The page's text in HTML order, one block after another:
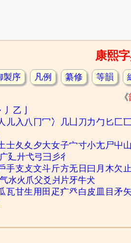
康熙
製序 凡例 纂修 等韻
《
丿 乙
儿入 八 冂冖 冫 几凵 刀 力勹 匕 匚
士夂 夊 夕大女子宀寸小尢尸屮
广廴廾弋弓彐 彡彳
手支 攴文斗斤方无 日 曰 月 木欠止
气水火 爪父爻 爿 片牙牛犬
瓦甘生 用 田 疋疒癶白 皮 目矛